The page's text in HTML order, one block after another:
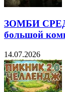
ЗОМБИ
большой
14.07.2026